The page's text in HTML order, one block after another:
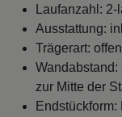
Laufanzahl: 2-
Ausstattung:
Trägerart:
Wandabstand:
zur Mitte der